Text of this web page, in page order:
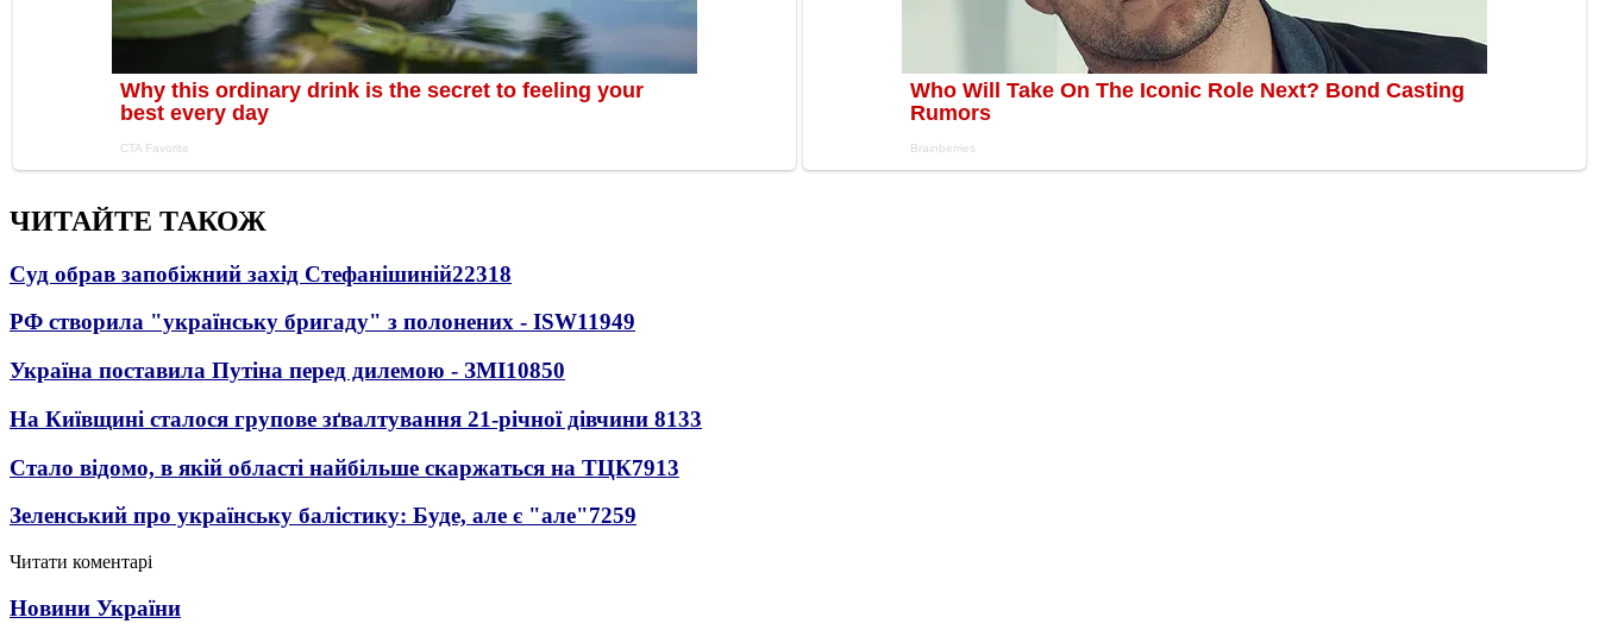
ЧИТАЙТЕ ТАКОЖ
Суд обрав запобіжний захід Стефанішиній22318
РФ створила "українську бригаду" з полонених - ISW11949
Україна поставила Путіна перед дилемою - ЗМІ10850
На Київщині сталося групове зґвалтування 21-річної дівчини 8133
Стало відомо, в якій області найбільше скаржаться на ТЦК7913
Зеленський про українську балістику: Буде, але є "але"7259
Читати коментарі
Новини України